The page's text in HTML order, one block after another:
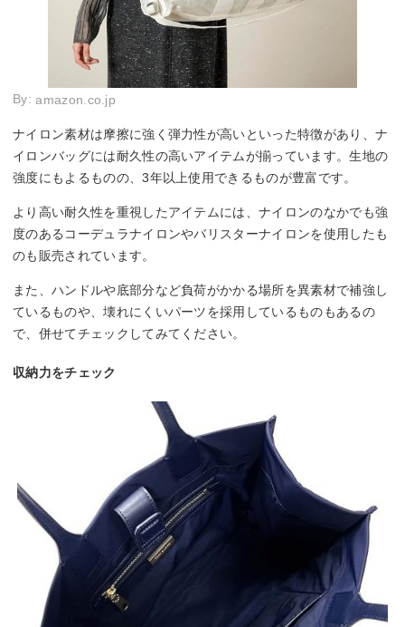
By:amazon.co.jp
ナイロン素材は摩擦に強く弾力性が高いといった特徴があり、ナ
イロンバッグには耐久性の高いアイテムが揃っています。生地の
強度にもよるものの、3年以上使用できるものが豊富です。
より高い耐久性を重視したアイテムには、ナイロンのなかでも強
度のあるコーデュラナイロンやバリスターナイロンを使用したも
のも販売されています。
また、ハンドルや底部分など負荷がかかる場所を異素材で補強し
ているものや、壊れにくいパーツを採用しているものもあるの
で、併せてチェックしてみてください。
収納力をチェック